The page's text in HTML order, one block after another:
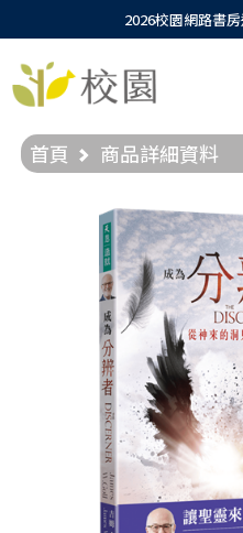
2026校園網路書
首頁 商品詳細資料